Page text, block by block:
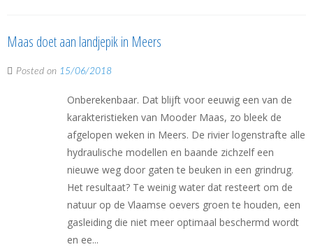
Maas doet aan landjepik in Meers
Posted on 15/06/2018
Onberekenbaar. Dat blijft voor eeuwig een van de
karakteristieken van Mooder Maas, zo bleek de
afgelopen weken in Meers. De rivier logenstrafte alle
hydraulische modellen en baande zichzelf een
nieuwe weg door gaten te beuken in een grindrug.
Het resultaat? Te weinig water dat resteert om de
natuur op de Vlaamse oevers groen te houden, een
gasleiding die niet meer optimaal beschermd wordt
en ee...